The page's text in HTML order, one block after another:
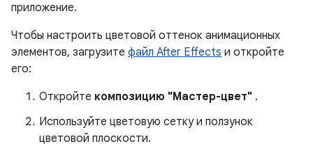
приложение.
Чтобы настроить цветовой оттенок анимационных
элементов, загрузите файл After Effects и откройте
его:
Откройте композицию "Мастер-цвет" .
Используйте цветовую сетку и ползунок
цветовой плоскости.